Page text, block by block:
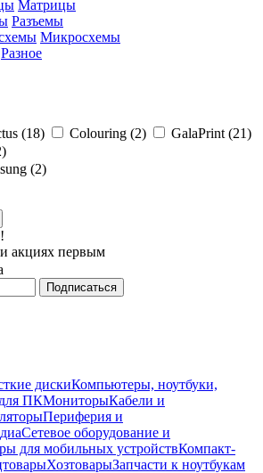
Матрицы
Разъемы
Микросхемы
Разное
(18) Colouring (2) GalaPrint (21)
)
(2)
акциях первым
дискиКомпьютеры, ноутбуки,
ПКМониторыКабели и
Периферия и
Сетевое оборудование и
для мобильных устройствКомпакт-
ХозтоварыЗапчасти к ноутбукам